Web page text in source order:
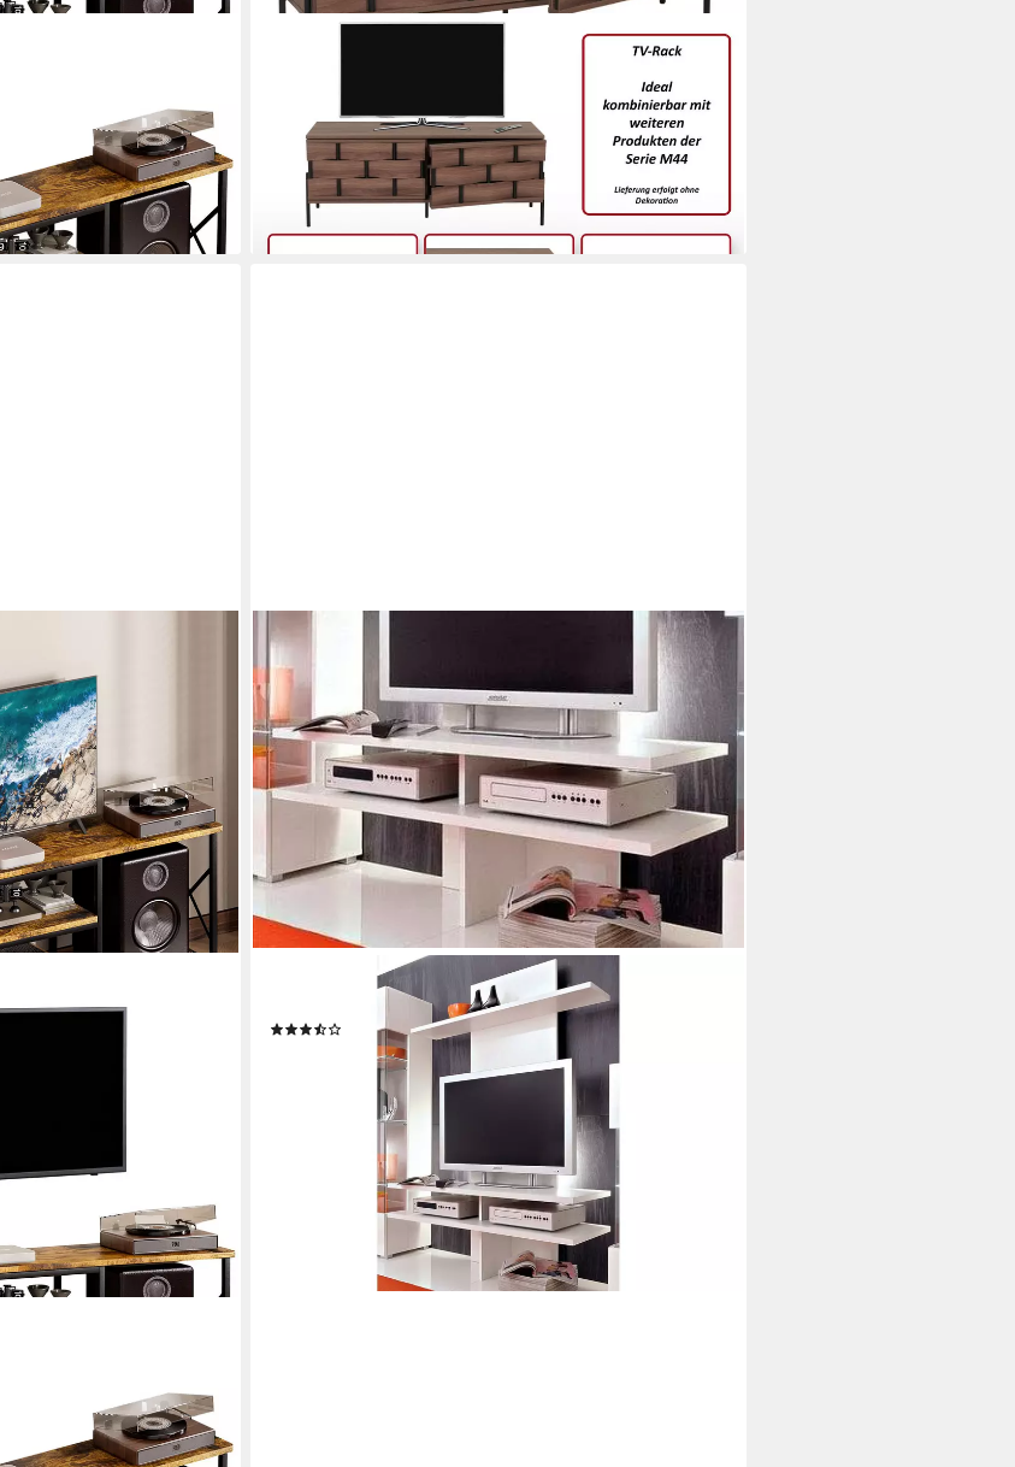
lieferbar - in 3-4 Werktagen bei dir
TV-Brücke Happy, Breite 100 cm
69,00 €
lieferbar in 4 Wochen